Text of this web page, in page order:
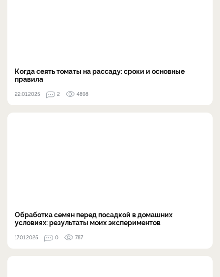
Когда сеять томаты на рассаду: сроки и основные
правила
22.01.2025 2 4898
Обработка семян перед посадкой в домашних
условиях: результаты моих экспериментов
17.01.2025 0 787